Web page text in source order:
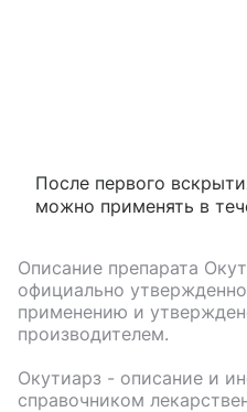
После первого
можно применять в
Описание препарата
официально
применению и
производителем.
Окутиарз - описание и
справочником